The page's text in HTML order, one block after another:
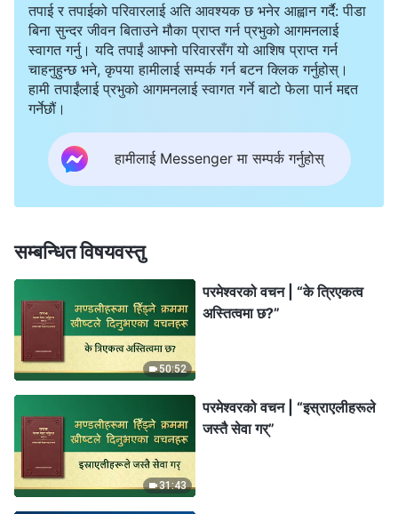
तपाई र तपाईको परिवारलाई अति आवश्यक छ भनेर आह्वान गर्दै: पीडा
बिना सुन्दर जीवन बिताउने मौका प्राप्त गर्न प्रभुको आगमनलाई
स्वागत गर्नु। यदि तपाईं आफ्नो परिवारसँग यो आशिष प्राप्त गर्न
चाहनुहुन्छ भने, कृपया हामीलाई सम्पर्क गर्न बटन क्लिक गर्नुहोस्।
हामी तपाईंलाई प्रभुको आगमनलाई स्वागत गर्ने बाटो फेला पार्न मद्दत
गर्नेछौं।
हामीलाई Messenger मा सम्पर्क गर्नुहोस्
सम्बन्धित विषयवस्तु
50:52
परमेश्‍वरको वचन | “के त्रिएकत्व
अस्तित्वमा छ?”
31:43
परमेश्‍वरको वचन | “इस्राएलीहरूले
जस्तै सेवा गर्”